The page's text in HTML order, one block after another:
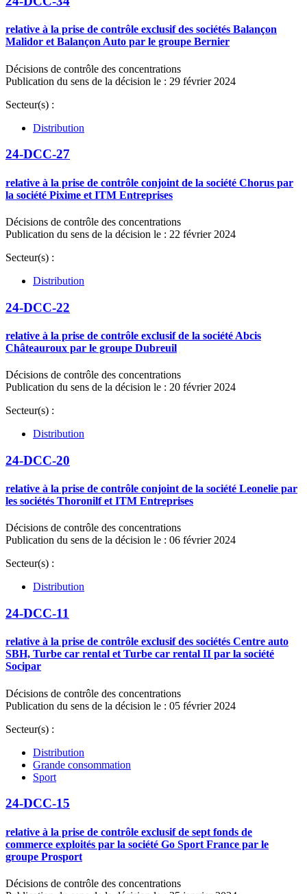
relative à la prise de contrôle exclusif des sociétés Balançon
Malidor et Balançon Auto par le groupe Bernier
Décisions de contrôle des concentrations
Publication du sens de la décision le : 29 février 2024
Secteur(s) :
Distribution
24-DCC-27
relative à la prise de contrôle conjoint de la société Chorus par
la société Pixime et ITM Entreprises
Décisions de contrôle des concentrations
Publication du sens de la décision le : 22 février 2024
Secteur(s) :
Distribution
24-DCC-22
relative à la prise de contrôle exclusif de la société Abcis
Châteauroux par le groupe Dubreuil
Décisions de contrôle des concentrations
Publication du sens de la décision le : 20 février 2024
Secteur(s) :
Distribution
24-DCC-20
relative à la prise de contrôle conjoint de la société Leonelie par
les sociétés Thoronilf et ITM Entreprises
Décisions de contrôle des concentrations
Publication du sens de la décision le : 06 février 2024
Secteur(s) :
Distribution
24-DCC-11
relative à la prise de contrôle exclusif des sociétés Centre auto
SBH, Turbe car rental et Turbe car rental II par la société
Socipar
Décisions de contrôle des concentrations
Publication du sens de la décision le : 05 février 2024
Secteur(s) :
Distribution
Grande consommation
Sport
24-DCC-15
relative à la prise de contrôle exclusif de sept fonds de
commerce exploités par la société Go Sport France par le
groupe Prosport
Décisions de contrôle des concentrations